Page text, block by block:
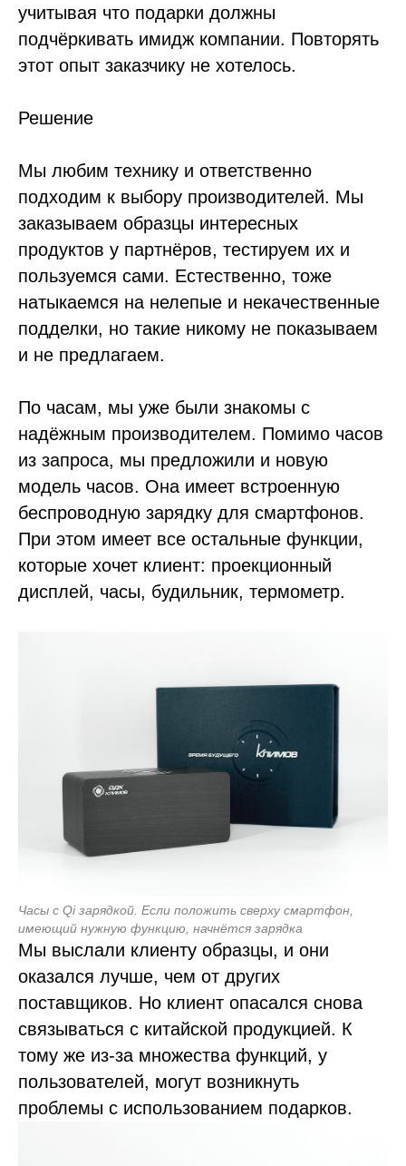
учитывая что подарки должны
подчёркивать имидж компании. Повторять
этот опыт заказчику не хотелось.
Решение
Мы любим технику и ответственно
подходим к выбору производителей. Мы
заказываем образцы интересных
продуктов у партнёров, тестируем их и
пользуемся сами. Естественно, тоже
натыкаемся на нелепые и некачественные
подделки, но такие никому не показываем
и не предлагаем.
По часам, мы уже были знакомы с
надёжным производителем. Помимо часов
из запроса, мы предложили и новую
модель часов. Она имеет встроенную
беспроводную зарядку для смартфонов.
При этом имеет все остальные функции,
которые хочет клиент: проекционный
дисплей, часы, будильник, термометр.
Часы с Qi зарядкой. Если положить сверху смартфон,
имеющий нужную функцию, начнётся зарядка
Мы выслали клиенту образцы, и они
оказался лучше, чем от других
поставщиков. Но клиент опасался снова
связываться с китайской продукцией. К
тому же из-за множества функций, у
пользователей, могут возникнуть
проблемы с использованием подарков.